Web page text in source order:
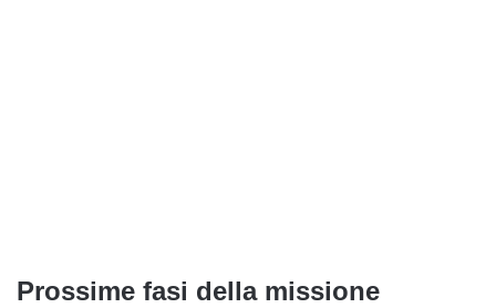
Prossime fasi della missione